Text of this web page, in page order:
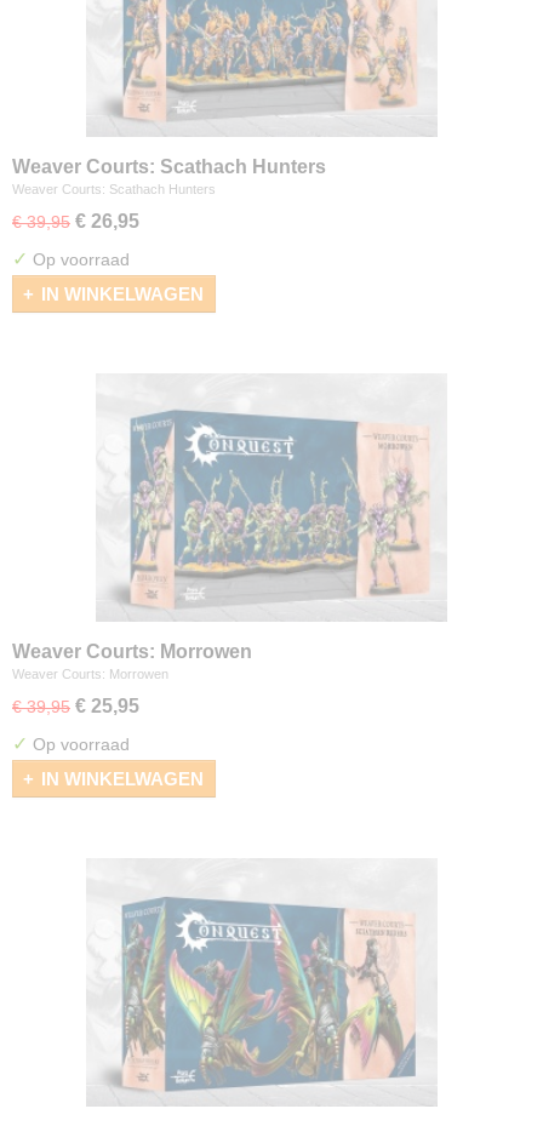
Weaver Courts: Scathach Hunters
Weaver Courts: Scathach Hunters
€ 39,95 € 26,95
✓ Op voorraad
IN WINKELWAGEN
Weaver Courts: Morrowen
Weaver Courts: Morrowen
€ 39,95 € 25,95
✓ Op voorraad
IN WINKELWAGEN